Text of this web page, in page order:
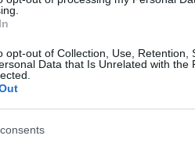
opt-out of Collection, Use, Retention,
Data that Is Unrelated with the
chi non accetta le
significa che il costo non
che scarica a valle
in un aumento fino al
analcoliche